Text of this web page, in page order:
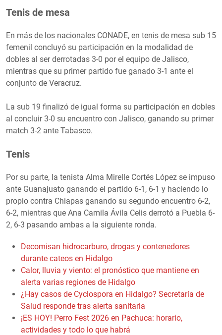
Tenis de mesa
En más de los nacionales CONADE, en tenis de mesa sub 15
femenil concluyó su participación en la modalidad de
dobles al ser derrotadas 3-0 por el equipo de Jalisco,
mientras que su primer partido fue ganado 3-1 ante el
conjunto de Veracruz.
La sub 19 finalizó de igual forma su participación en dobles
al concluir 3-0 su encuentro con Jalisco, ganando su primer
match 3-2 ante Tabasco.
Tenis
Por su parte, la tenista Alma Mirelle Cortés López se impuso
ante Guanajuato ganando el partido 6-1, 6-1 y haciendo lo
propio contra Chiapas ganando su segundo encuentro 6-2,
6-2, mientras que Ana Camila Ávila Celis derrotó a Puebla 6-
2, 6-3 pasando ambas a la siguiente ronda.
Decomisan hidrocarburo, drogas y contenedores
durante cateos en Hidalgo
Calor, lluvia y viento: el pronóstico que mantiene en
alerta varias regiones de Hidalgo
¿Hay casos de Cyclospora en Hidalgo? Secretaría de
Salud responde tras alerta sanitaria
¡ES HOY! Perro Fest 2026 en Pachuca: horario,
actividades y todo lo que habrá